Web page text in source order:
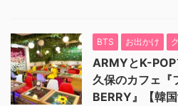
BTS お出かけ
ARMYとK-POP
久保のカフェ『
BERRY』【韓